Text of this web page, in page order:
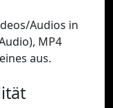
Audios in
MP4
aus.